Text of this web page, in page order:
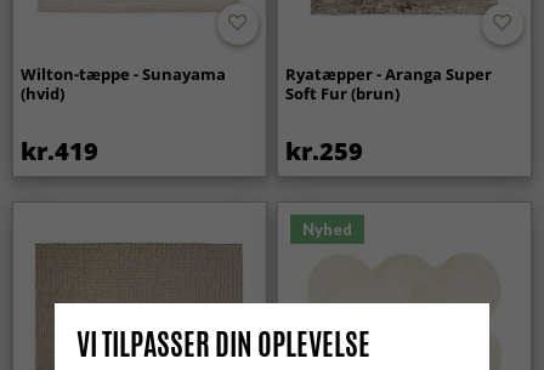
Wilton-tæppe - Sunayama
(hvid)
kr.419
Ryatæpper - Aranga Super
Soft Fur (brun)
kr.259
Nyhed
VI TILPASSER DIN OPLEVELSE